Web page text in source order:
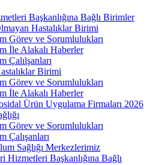
Başkanlığına Bağlı Birimler
Hastalıklar Birimi
Görev ve Sorumlulukları
İle Alakalı Haberler
Çalılşanları
Birimi
Görev ve Sorumlulukları
İle Alakalı Haberler
Ürün Uygulama Firmaları 2026
Görev ve Sorumlulukları
Çalışanları
Sağlığı Merkezlerimiz
Hizmetleri Başkanlığına Bağlı